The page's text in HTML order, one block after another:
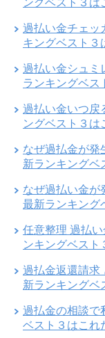
過払い金チェッ
キングベスト３
過払い金シュミ
ランキングベス
過払い金いつ戻
ングベスト３は
なぜ過払金が発
新ランキングベ
なぜ過払い金が
最新ランキング
任意整理 過払
ンキングベスト
過払金返還請求
新ランキングベ
過払金の相談で
ベスト３はこれ